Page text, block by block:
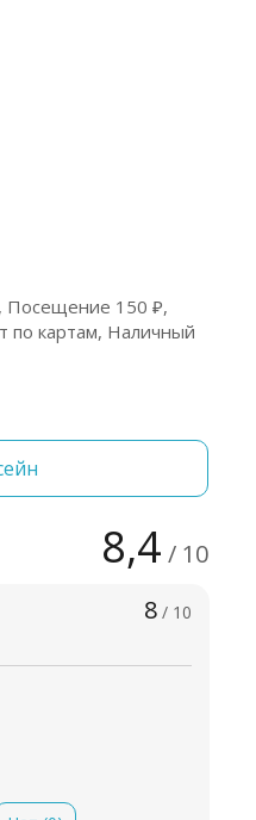
Посещение 150 ₽,
по картам, Наличный
8,4 / 10
8 / 10